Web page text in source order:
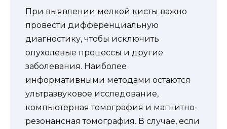
При выявлении мелкой кисты важно
провести дифференциальную
диагностику, чтобы исключить
опухолевые процессы и другие
заболевания. Наиболее
информативными методами остаются
ультразвуковое исследование,
компьютерная томография и магнитно-
резонансная томография. В случае, если